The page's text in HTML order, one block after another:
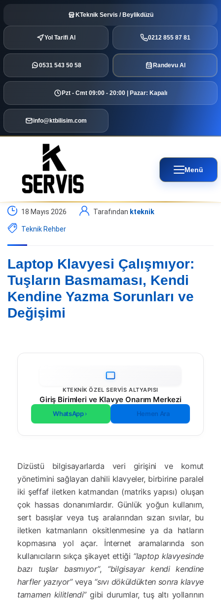
KTeknik Servis / Beylikdüzü
Yol Tarifi Al 0212 855 87 81
0531 543 50 58 Randevu Al
Pzt - Cmt 09:00 - 20:00 | Pazar: Kapalı
info@ktbilisim.com
Menü
18 Mayıs 2026 Tarafından kteknik
Teknik Rehber
Laptop Klavyesi Çalışmıyor:
Tuşların Basmaması, Kendi
Kendine Yazma Sorunları ve
Değişimi
KTEKNIK ÖZEL SERVIS ALTYAPISI
Giriş Birimleri ve Klavye Onarım Merkezi
WhatsApp Hemen Ara
Dizüstü bilgisayarlarda veri girişini ve komut
yönetimini sağlayan dahili klavyeler, birbirine paralel
iki şeffaf iletken katmandan (matriks yapısı) oluşan
çok hassas donanımlardır. Günlük yoğun kullanım,
sert basışlar veya tuş aralarından sızan sıvılar, bu
iletken katmanların oksitlenmesine ya da hatların
kopmasına yol açar. İnternet aramalarında son
kullanıcıların sıkça şikayet ettiği “laptop klavyesinde
bazı tuşlar basmıyor”, “bilgisayar kendi kendine
harfler yazıyor”veya “sıvı döküldükten sonra klavye
tamamen kilitlendi”gibi durumlar, tuş altı yollarının